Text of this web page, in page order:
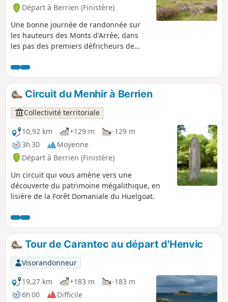
Départ à Berrien (Finistère)
Une bonne journée de randonnée sur
les hauteurs des Monts d'Arrée, dans
les pas des premiers défricheurs de
mystérieuse ...
Circuit du Menhir à Berrien
Collectivité territoriale
10,92 km
+129 m
-129 m
3h 30
Moyenne
Départ à Berrien (Finistère)
Un circuit qui vous amène vers une
découverte du patrimoine mégalithique, en
lisière de la Forêt Domaniale du Huelgoat.
Tour de Carantec au départ d'Henvic
Visorandonneur
19,27 km
+183 m
-183 m
6h 00
Difficile